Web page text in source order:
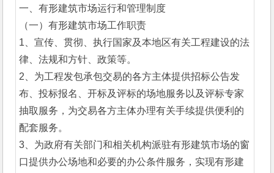
一、有形建筑市场运行和管理制度
（一）有形建筑市场工作职责
1、宣传、贯彻、执行国家及本地区有关工程建设的法
律、法规和方针、政策等。
2、为工程发包承包交易的各方主体提供招标公告发
布、投标报名、开标及评标的场地服务以及评标专家
抽取服务，为交易各方主体办理有关手续提供便利的
配套服务。
3、为政府有关部门和相关机构派驻有形建筑市场的窗
口提供办公场地和必要的办公条件服务，实现有形建